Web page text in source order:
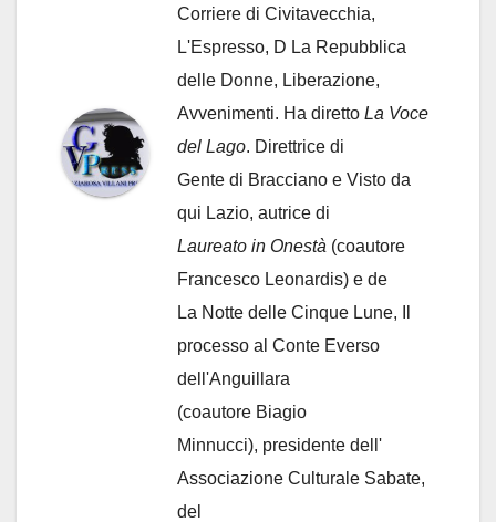
Corriere di Civitavecchia,
L'Espresso, D La Repubblica
delle Donne, Liberazione,
Avvenimenti. Ha diretto La Voce
del Lago. Direttrice di
Gente di Bracciano e Visto da
qui Lazio, autrice di
Laureato in Onestà (coautore
Francesco Leonardis) e de
La Notte delle Cinque Lune, Il
processo al Conte Everso
dell'Anguillara
(coautore Biagio
Minnucci), presidente dell'
Associazione Culturale Sabate,
del